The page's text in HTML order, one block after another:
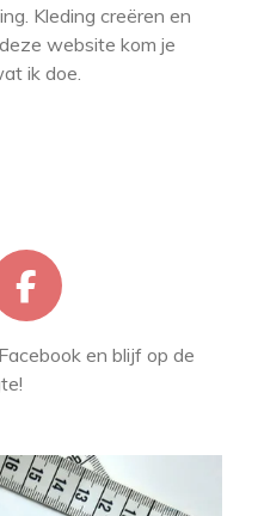
Kleding creëren en
website kom je
ik doe.
F
c
o
o
en blijf op de